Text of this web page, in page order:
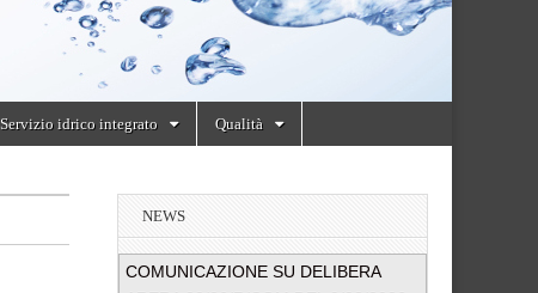
Servizio idrico integrato Qualità
NEWS
COMUNICAZIONE SU DELIBERA